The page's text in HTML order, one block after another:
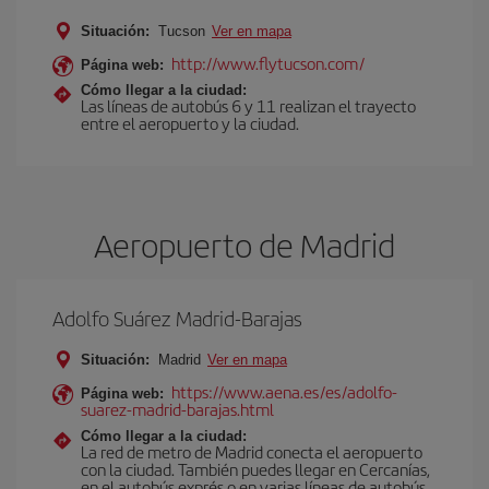
Situación: Tucson Ver en mapa
Página web: http://www.flytucson.com/
Cómo llegar a la ciudad:
Las líneas de autobús 6 y 11 realizan el trayecto
entre el aeropuerto y la ciudad.
Aeropuerto de Madrid
Adolfo Suárez Madrid-Barajas
Situación: Madrid Ver en mapa
Página web: https://www.aena.es/es/adolfo-
suarez-madrid-barajas.html
Cómo llegar a la ciudad:
La red de metro de Madrid conecta el aeropuerto
con la ciudad. También puedes llegar en Cercanías,